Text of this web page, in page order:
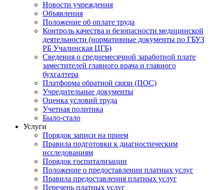
Новости учреждения
Объявления
Положение об оплате труда
Контроль качества и безопасности медицинской
деятельности (нормативные документы по ГБУЗ
РБ Учалинская ЦГБ)
Сведения о среднемесячной заработной плате
заместителей главного врача и главного
бухгалтера
Платформа обратной связи (ПОС)
Учредительные документы
Оценка условий труда
Учетная политика
Было-стало
Услуги
Порядок записи на прием
Правила подготовки к диагностическим
исследованиям
Порядок госпитализации
Положение о предоставлении платных услуг
Правила предоставления платных услуг
Перечень платных услуг